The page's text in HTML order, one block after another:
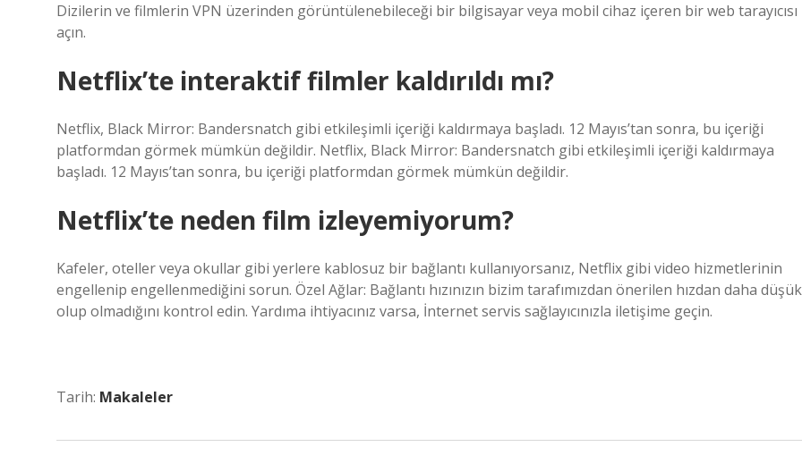
Dizilerin ve filmlerin VPN üzerinden görüntülenebileceği bir bilgisayar veya mobil cihaz içeren bir web tarayıcısı
açın.
Netflix’te interaktif filmler kaldırıldı mı?
Netflix, Black Mirror: Bandersnatch gibi etkileşimli içeriği kaldırmaya başladı. 12 Mayıs’tan sonra, bu içeriği
platformdan görmek mümkün değildir. Netflix, Black Mirror: Bandersnatch gibi etkileşimli içeriği kaldırmaya
başladı. 12 Mayıs’tan sonra, bu içeriği platformdan görmek mümkün değildir.
Netflix’te neden film izleyemiyorum?
Kafeler, oteller veya okullar gibi yerlere kablosuz bir bağlantı kullanıyorsanız, Netflix gibi video hizmetlerinin
engellenip engellenmediğini sorun. Özel Ağlar: Bağlantı hızınızın bizim tarafımızdan önerilen hızdan daha düşük
olup olmadığını kontrol edin. Yardıma ihtiyacınız varsa, İnternet servis sağlayıcınızla iletişime geçin.
Tarih: Makaleler